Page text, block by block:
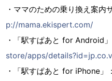
・ママのための乗り換え案内
p://mama.ekispert.com/
・「駅すぱあと for Android」
store/apps/
・「駅すぱあと for iPhone」：